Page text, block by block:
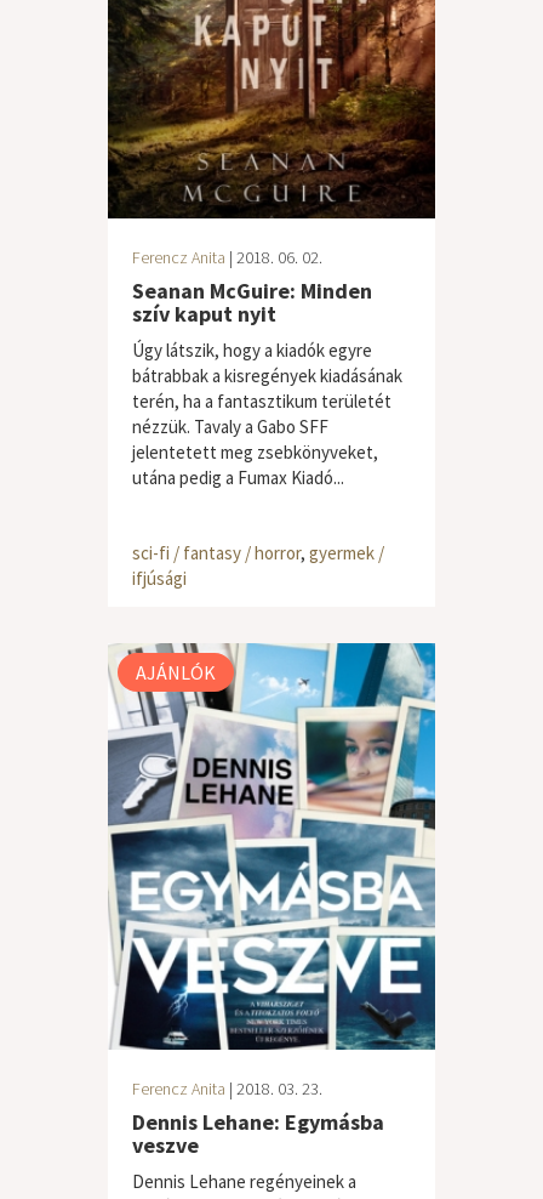
Ferencz Anita | 2018. 06. 02.
Seanan McGuire: Minden
szív kaput nyit
Úgy látszik, hogy a kiadók egyre
bátrabbak a kisregények kiadásának
terén, ha a fantasztikum területét
nézzük. Tavaly a Gabo SFF
jelentetett meg zsebkönyveket,
utána pedig a Fumax Kiadó...
sci-fi / fantasy / horror, gyermek /
ifjúsági
AJÁNLÓK
Ferencz Anita | 2018. 03. 23.
Dennis Lehane: Egymásba
veszve
Dennis Lehane regényeinek a